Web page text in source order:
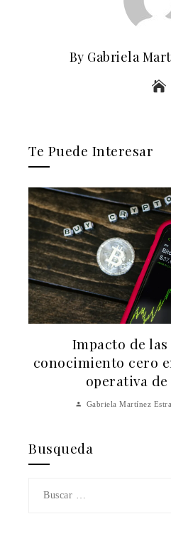
By Gabriela
Te Puede Interesar
Impacto de
conocimiento cero
operativa
Gabriela Martínez
Busqueda